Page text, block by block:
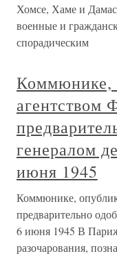
Хомсе, Хаме и
военные и
спорадическим
Коммюнике,
агентством
генералом
июня 1945
Коммюнике,
предварительно
6 июня 1945 В
разочарования,